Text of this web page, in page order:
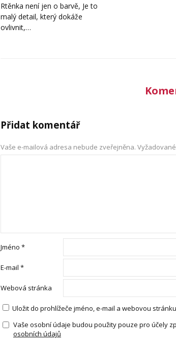
Rtěnka není jen o barvě, Je to
malý detail, který dokáže
ovlivnit,…
Přidat komentář
Vaše e-mailová adresa nebude zveřejněna.
Jméno *
E-mail *
Webová stránka
Uložit do prohlížeče jméno, e-mail a webovou
Vaše osobní údaje budou použity pouze pro účely
osobních údajů